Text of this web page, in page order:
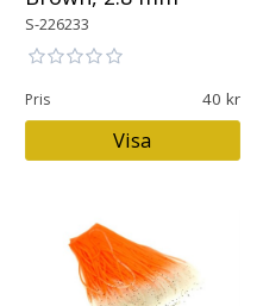
S-226233
Pris 40
Visa